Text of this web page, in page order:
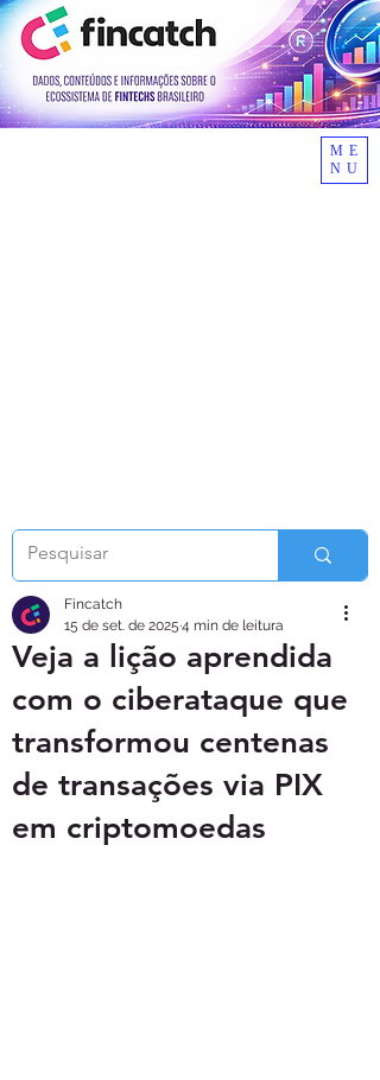
ME
NU
Veja a lição aprendida
com o ciberataque que
transformou centenas
de transações via PIX
em criptomoedas
Fincatch
15 de set. de 2025 4 min de leitura